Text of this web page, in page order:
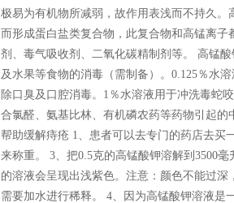
极易为有机物所减弱，故作用表浅而不持久
而形成蛋白盐类复合物，此复合物和高锰离
剂、毒气吸收剂、二氧化碳精制剂等。 高锰
及水果等食物的消毒（需制备）。0.125％水
除口臭及口腔消毒。1％水溶液用于冲洗毒蛇
合氯醛、氨基比林、有机磷农药等药物引起
帮助缓解痔疮 1、患者可以去专门的药店去买
来称重。 3、把0.5克的高锰酸钾溶解到3500
的溶液会呈现出浅紫色。注意：颜色不能过
需要加水进行稀释。 4、因为高锰酸钾溶液是